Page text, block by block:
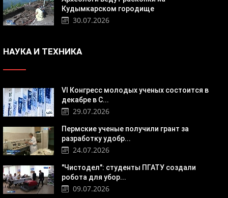
Кудымкарском городище
30.07.2026
НАУКА И ТЕХНИКА
VI Конгресс молодых ученых состоится в
декабре в С...
29.07.2026
Пермские ученые получили грант за
разработку удобр...
24.07.2026
"Чистодел": студенты ПГАТУ создали
робота для убор...
09.07.2026